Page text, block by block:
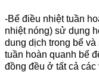
-Bể điều nhiệt tuần
nhiệt nóng) sử dụng
dung dịch trong bể
tuần hoàn quanh bể
đồng đều ở tất cả các